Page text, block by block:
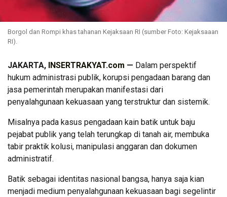
Borgol dan Rompi khas tahanan Kejaksaan RI (sumber Foto: Kejaksaaan
RI).
JAKARTA, INSERTRAKYAT.com — Dalam perspektif
hukum administrasi publik, korupsi pengadaan barang dan
jasa pemerintah merupakan manifestasi dari
penyalahgunaan kekuasaan yang terstruktur dan sistemik.
Misalnya pada kasus pengadaan kain batik untuk baju
pejabat publik yang telah terungkap di tanah air, membuka
tabir praktik kolusi, manipulasi anggaran dan dokumen
administratif.
Batik sebagai identitas nasional bangsa, hanya saja kian
menjadi medium penyalahgunaan kekuasaan bagi segelintir